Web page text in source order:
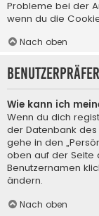
Probleme bei der
wenn du die
Nach oben
Wie kann ich
Wenn du dich
der Datenbank
gehe in den
oben auf der Seite
Benutzernamen
ändern.
Nach oben